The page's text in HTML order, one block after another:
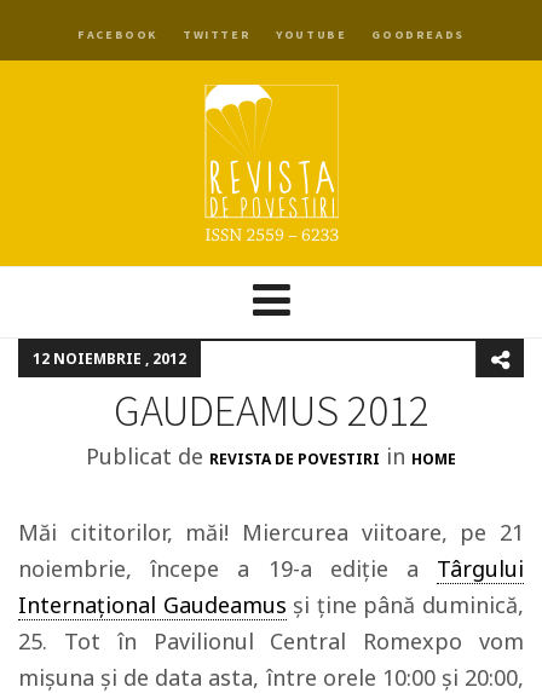
FACEBOOK TWITTER YOUTUBE GOODREADS
12 NOIEMBRIE , 2012
GAUDEAMUS 2012
Publicat de REVISTA DE POVESTIRI in HOME
Măi cititorilor, măi! Miercurea viitoare, pe 21
noiembrie, începe a 19-a ediție a Târgului
Internațional Gaudeamus și ține până duminică,
25. Tot în Pavilionul Central Romexpo vom
mișuna și de data asta, între orele 10:00 și 20:00,